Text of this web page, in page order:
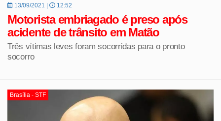
13/09/2021 | 12:52
Motorista embriagado é preso após
acidente de trânsito em Matão
Três vítimas leves foram socorridas para o pronto
socorro
Brasília - STF